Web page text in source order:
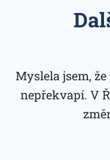
Myslela jsem,
nepřekvapí. V